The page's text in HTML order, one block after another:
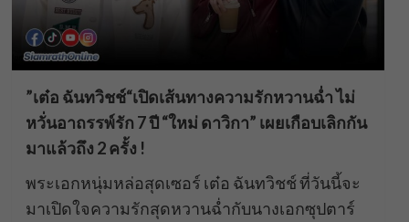
”เต๋อ ฉันทวิชช์“เปิดเส้นทางความรักหวานฉ่ำ ไม่
หวั่นอาถรรพ์รัก 7 ปี “ใหม่ ดาวิกา” เผยเกือบเลิกกัน
มาแล้วถึง 2 ครั้ง !
พระเอกหนุ่มหล่อสุดเซอร์ เต๋อ ฉันทวิชช์ ที่วันนี้จะ
มาเปิดใจความรักสุดหวานฉ่ำกับนางเอกซุปตาร์